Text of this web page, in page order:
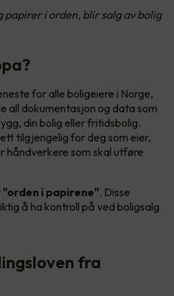
papirer i orden, blir salg av bolig
for alle boligeiere i Norge,
all dokumentasjon og data som
din bolig eller fritidsbolig.
tilgjengelig for deg som eier,
håndverkere som skal utføre
"orden i papirene". Disse
å ha kontroll på ved boligsalg
fra